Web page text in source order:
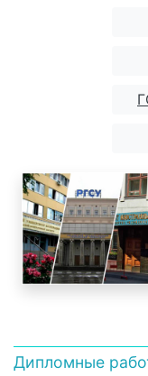
Дипломные